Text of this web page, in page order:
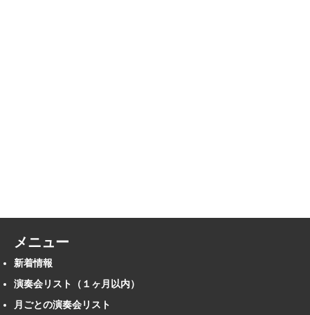
メニュー
新着情報
演奏会リスト（１ヶ月以内）
月ごとの演奏会リスト